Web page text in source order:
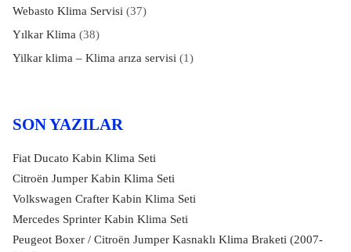
Webasto Klima Servisi (37)
Yılkar Klima (38)
Yilkar klima – Klima arıza servisi (1)
SON YAZILAR
Fiat Ducato Kabin Klima Seti
Citroën Jumper Kabin Klima Seti
Volkswagen Crafter Kabin Klima Seti
Mercedes Sprinter Kabin Klima Seti
Peugeot Boxer / Citroën Jumper Kasnaklı Klima Braketi (2007-